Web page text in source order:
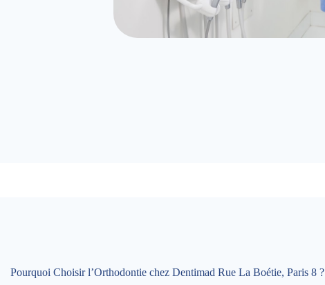
Pourquoi Choisir l’Orthodontie chez Dentimad Rue La Boétie, Paris 8 ?